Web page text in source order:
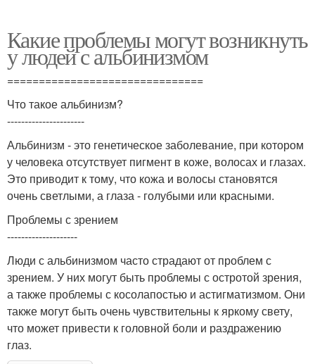
Какие проблемы могут возникнуть
у людей с альбинизмом
===============================
Что такое альбинизм?
----------------------
Альбинизм - это генетическое заболевание, при котором
у человека отсутствует пигмент в коже, волосах и глазах.
Это приводит к тому, что кожа и волосы становятся
очень светлыми, а глаза - голубыми или красными.
Проблемы с зрением
--------------------
Люди с альбинизмом часто страдают от проблем с
зрением. У них могут быть проблемы с остротой зрения,
а также проблемы с косолапостью и астигматизмом. Они
также могут быть очень чувствительны к яркому свету,
что может привести к головной боли и раздражению
глаз.